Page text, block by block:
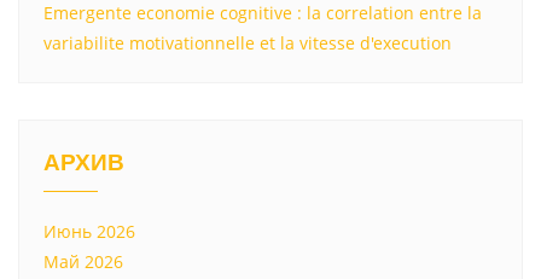
Emergente economie cognitive : la correlation entre la
variabilite motivationnelle et la vitesse d'execution
АРХИВ
Июнь 2026
Май 2026